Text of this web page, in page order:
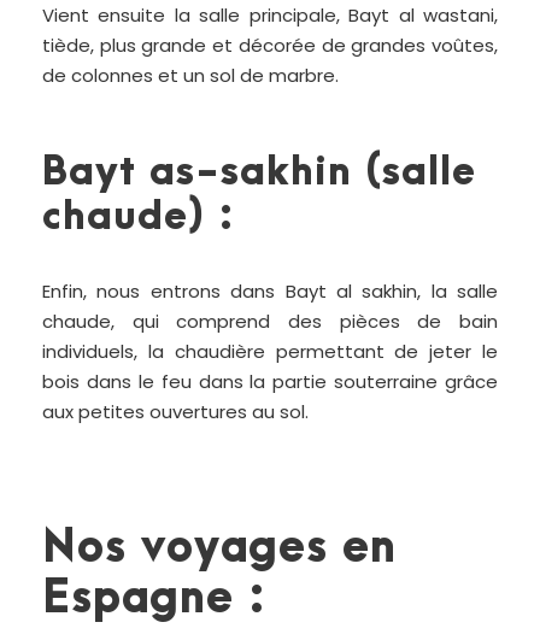
Vient ensuite la salle principale, Bayt al wastani,
tiède, plus grande et décorée de grandes voûtes,
de colonnes et un sol de marbre.
Bayt as-sakhin (salle
chaude) :
Enfin, nous entrons dans Bayt al sakhin, la salle
chaude, qui comprend des pièces de bain
individuels, la chaudière permettant de jeter le
bois dans le feu dans la partie souterraine grâce
aux petites ouvertures au sol.
Nos voyages en
Espagne :